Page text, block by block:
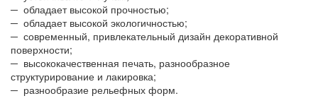
─ обладает высокой прочностью;
─ обладает высокой экологичностью;
─ современный, привлекательный дизайн декоративной
поверхности;
─ высококачественная печать, разнообразное
структурирование и лакировка;
─ разнообразие рельефных форм.